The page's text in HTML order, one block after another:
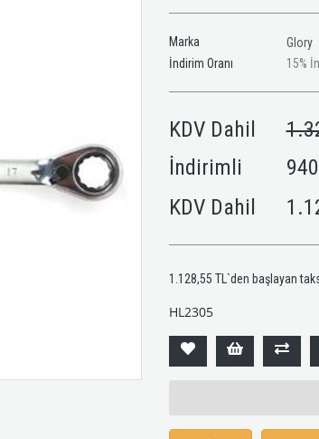
Marka
Glory
İndirim Oranı
%
15
KDV Dahil
İndirimli
KDV Dahil
1.128,55 TL `den başlayan
HL2305